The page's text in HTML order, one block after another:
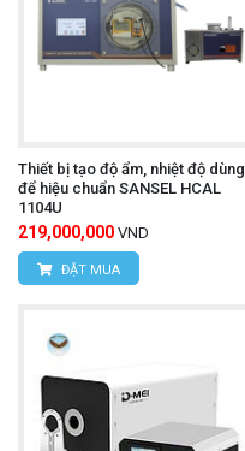
Thiết bị tạo độ ẩm, nhiệt độ dùng
để hiệu chuẩn SANSEL HCAL
1104U
219,000,000 VND
ĐẶT MUA